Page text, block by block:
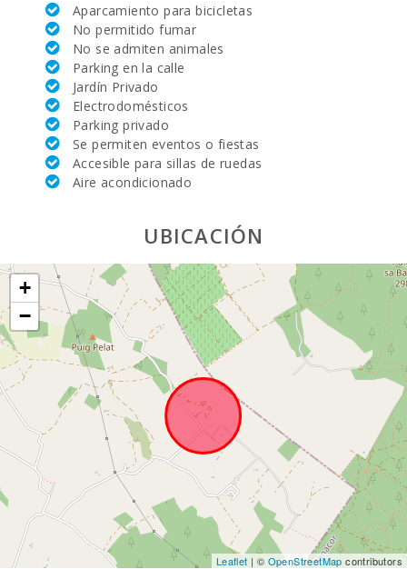
Piscina con zona poco profunda para niños:
Cocina :
Salon - comedor:
Sala de estar:
Nº aseos:
Cuna de bebe:
Dormitorio doble con cama matrimonio o dos
camas individuales :
5
Nº de personas: 10+BEBE
Aparcamiento para bicicletas
No permitido fumar
No se admiten animales
Parking en la calle
Jardín Privado
Electrodomésticos
Parking privado
Se permiten eventos o fiestas
Accesible para sillas de ruedas
Aire acondicionado
UBICACIÓN
+
−
Leaflet | © OpenStreetMap contributors